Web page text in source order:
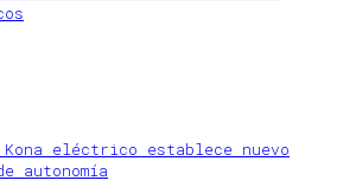
Kona eléctrico establece nuevo
autonomía